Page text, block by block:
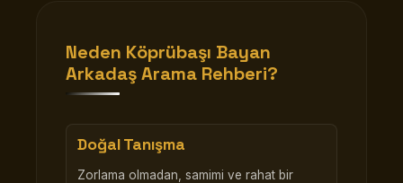
Neden Köprübaşı Bayan
Arkadaş Arama Rehberi?
Doğal Tanışma
Zorlama olmadan, samimi ve rahat bir